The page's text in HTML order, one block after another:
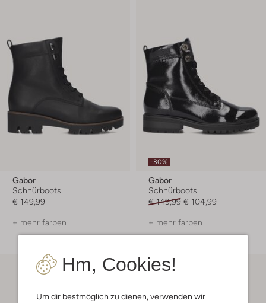
Hm, Cookies!
Um dir bestmöglich zu dienen, verwenden wir
Gabor
Schnürboots
€ 149,99
+ mehr farben
-30%
Gabor
Schnürboots
€ 149,99 € 104,99
+ mehr farben